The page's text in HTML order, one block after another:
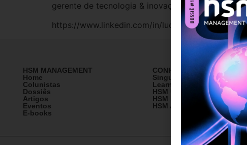
gerente de tecnologia & inovação na IPM Sistemas.
https://www.linkedin.com/in/luciamees/
HSM MANAGEMENT
Home
Colunistas
Dossiês
Artigos
Eventos
E-books
CONHEÇA A HSM
SingularityU Brazil
Learning Village
HSM University
HSM Mais
HSM Academy